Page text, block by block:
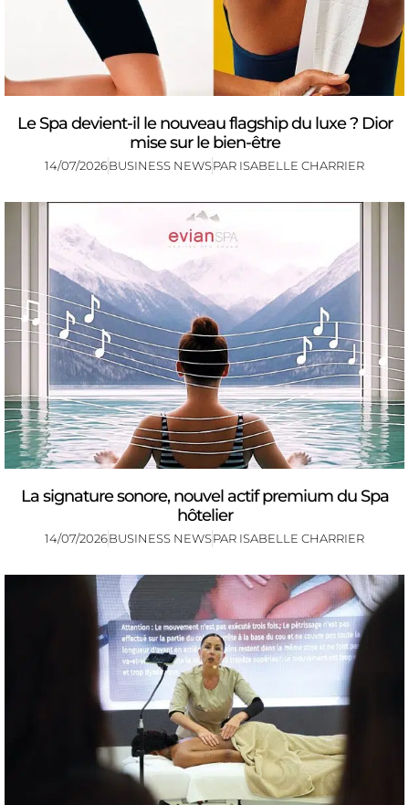
Le Spa devient-il le nouveau flagship du luxe ? Dior
mise sur le bien-être
14/07/2026BUSINESS NEWSPAR ISABELLE CHARRIER
La signature sonore, nouvel actif premium du Spa
hôtelier
14/07/2026BUSINESS NEWSPAR ISABELLE CHARRIER